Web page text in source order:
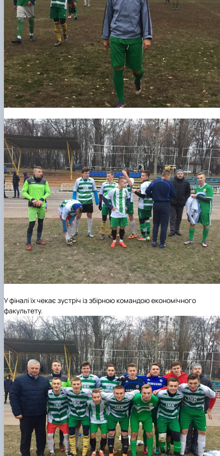
Уфіналіїх чекає зустріч із збірною командою економічного
факультету.